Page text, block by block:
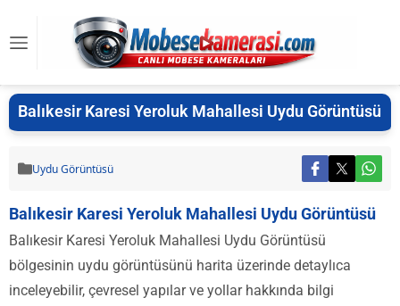
Balıkesir Karesi Yeroluk Mahallesi Uydu Görüntüsü
Uydu Görüntüsü
Balıkesir Karesi Yeroluk Mahallesi Uydu Görüntüsü
Balıkesir Karesi Yeroluk Mahallesi Uydu Görüntüsü
bölgesinin uydu görüntüsünü harita üzerinde detaylıca
inceleyebilir, çevresel yapılar ve yollar hakkında bilgi